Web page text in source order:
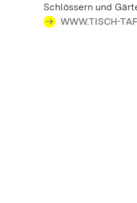
Schlössern und
WWW.TISCH-